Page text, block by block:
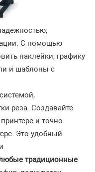
С помощью
наклейки, графику
и шаблоны с
реза. Создавайте
и точно
Это удобный
традиционные